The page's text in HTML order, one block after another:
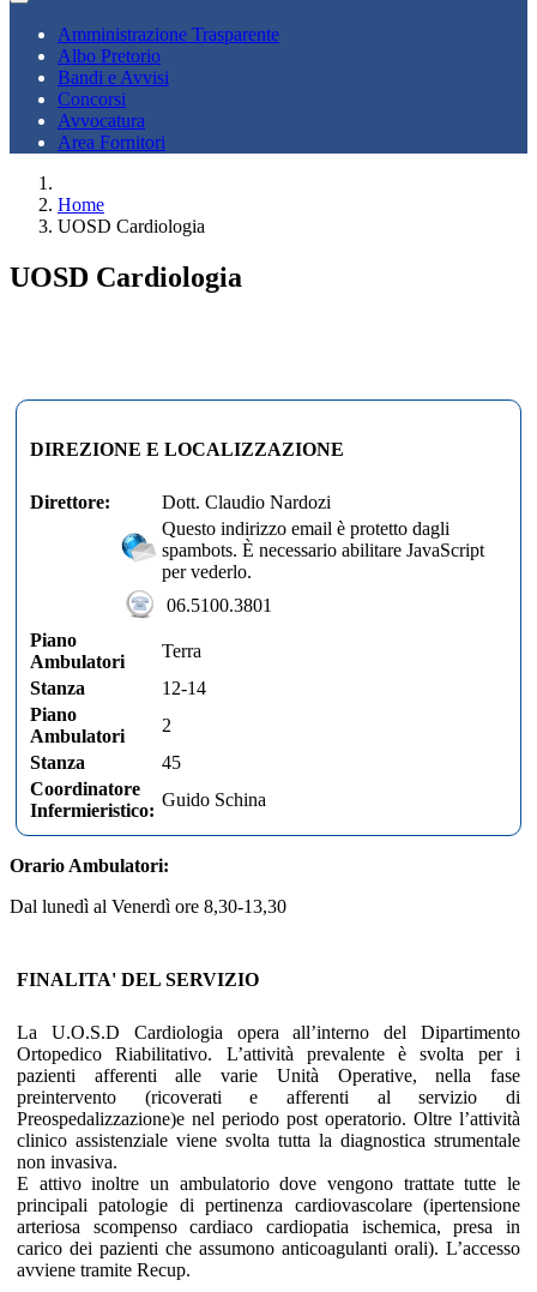
Amministrazione Trasparente
Albo Pretorio
Bandi e Avvisi
Concorsi
Avvocatura
Area Fornitori
Home
UOSD Cardiologia
UOSD Cardiologia
DIREZIONE E LOCALIZZAZIONE
Direttore:
Dott. Claudio Nardozi
Questo indirizzo email è protetto dagli
spambots. È necessario abilitare JavaScript
per vederlo.
06.5100.3801
Piano
Ambulatori
Terra
Stanza
12-14
Piano
Ambulatori
2
Stanza
45
Coordinatore
Infermieristico:
Guido Schina
Orario Ambulatori:
Dal lunedì al Venerdì ore 8,30-13,30
FINALITA' DEL SERVIZIO
La U.O.S.D Cardiologia opera all’interno del Dipartimento
Ortopedico Riabilitativo. L’attività prevalente è svolta per i
pazienti afferenti alle varie Unità Operative, nella fase
preintervento (ricoverati e afferenti al servizio di
Preospedalizzazione)e nel periodo post operatorio. Oltre l’attività
clinico assistenziale viene svolta tutta la diagnostica strumentale
non invasiva.
E attivo inoltre un ambulatorio dove vengono trattate tutte le
principali patologie di pertinenza cardiovascolare (ipertensione
arteriosa scompenso cardiaco cardiopatia ischemica, presa in
carico dei pazienti che assumono anticoagulanti orali). L’accesso
avviene tramite Recup.